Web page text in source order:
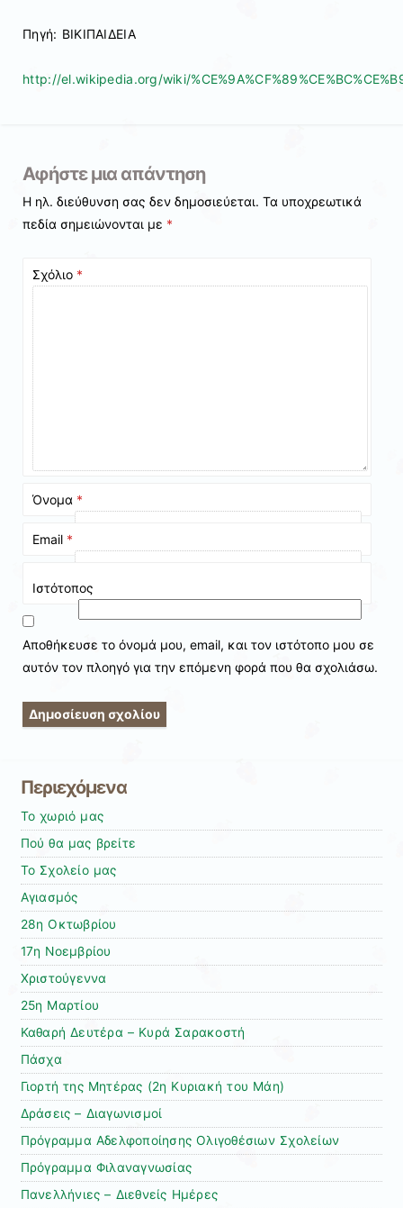
Πηγή: ΒΙΚΙΠΑΙΔΕΙΑ
http://el.wikipedia.org/wiki/
Αφήστε μια απάντηση
Η ηλ. διεύθυνση σας δεν δημοσιεύεται. Τα υποχρεωτικά
πεδία σημειώνονται με *
Σχόλιο *
Όνομα *
Email *
Ιστότοπος
Αποθήκευσε το όνομά μου, email, και τον ιστότοπο μου σε
αυτόν τον πλοηγό για την επόμενη φορά που θα σχολιάσω.
Περιεχόμενα
Το χωριό μας
Πού θα μας βρείτε
Το Σχολείο μας
Αγιασμός
28η Οκτωβρίου
17η Νοεμβρίου
Χριστούγεννα
25η Μαρτίου
Καθαρή Δευτέρα – Κυρά Σαρακοστή
Πάσχα
Γιορτή της Μητέρας (2η Κυριακή του Μάη)
Δράσεις – Διαγωνισμοί
Πρόγραμμα Αδελφοποίησης Ολιγοθέσιων Σχολείων
Πρόγραμμα Φιλαναγνωσίας
Πανελλήνιες – Διεθνείς Ημέρες